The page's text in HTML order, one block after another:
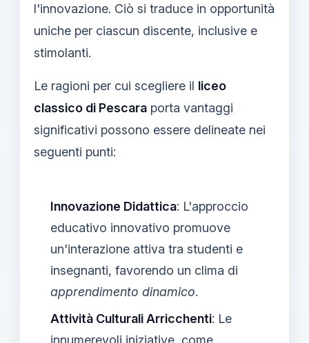
l'innovazione. Ciò si traduce in opportunità
uniche per ciascun discente, inclusive e
stimolanti.
Le ragioni per cui scegliere il liceo
classico di Pescara porta vantaggi
significativi possono essere delineate nei
seguenti punti:
Innovazione Didattica: L'approccio
educativo innovativo promuove
un'interazione attiva tra studenti e
insegnanti, favorendo un clima di
apprendimento dinamico.
Attività Culturali Arricchenti: Le
innumerevoli iniziative, come